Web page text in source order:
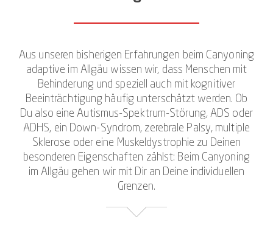
Aus unseren bisherigen Erfahrungen beim Canyoning
adaptive im Allgäu wissen wir, dass Menschen mit
Behinderung und speziell auch mit kognitiver
Beeinträchtigung häufig unterschätzt werden. Ob
Du also eine Autismus-Spektrum-Störung, ADS oder
ADHS, ein Down-Syndrom, zerebrale Palsy, multiple
Sklerose oder eine Muskeldystrophie zu Deinen
besonderen Eigenschaften zählst: Beim Canyoning
im Allgäu gehen wir mit Dir an Deine individuellen
Grenzen.